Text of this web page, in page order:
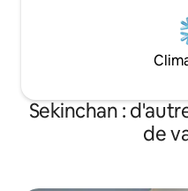
Sekinchan :
de